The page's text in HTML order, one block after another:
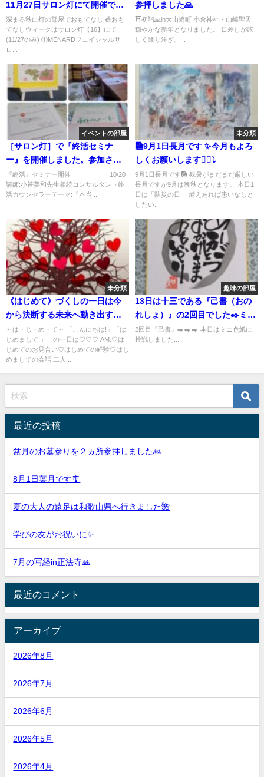
11月27日サロン灯にて開催です
🎶🎪🎶是非、お越し下さいませ
💐
深まる秋に灯の部屋でおもてなし 🎪おも
てなしウィークはサロン灯【16】にて
(11/27のみ) ①MENARDフェイシャルサ
ロ...
参拝しました🙏
⛩️初詣🙏in大山崎町 小倉神社・山崎聖天
穏やかな新年となりました。 日差しが眩
しく降り注ぎ、...
イベントの部屋
［サロン灯］で『終活セミナ
ー』を開催しました。参加され
た皆様と有意義な濃い時間を共
有できて感謝です💗✨️💗
『終活』セミナー開催 10/20
講師:小笹美和先生相続コンサルタント終
活カウンセラーテーマ:『本当...
未分類
🎑9月1日長月です ✨️今月もよろ
しくお願いします🙇‍♀️⤵️
9月1日長月です🎑 残暑がまだまだ厳しい
長月ですが9月は晩秋となります。 本日1
日は「防災の日」 備えあれば患いなしと
したい...
未分類
《はじめて》づくしの一日は今
から決断する未来へ動き出すこ
と。素敵な未来へ背中を押して
差し上げましょう💕
～は・じ・め・て～ 「こんにちは!」「は
じめまして!」 の一日は♡♡♡ AM.♡は
じめてのお見合い♡はじめての経験♡はじ
めましての会話 二人...
趣味の部屋
13日は十三である『己書（おの
れしょ）』の2回目でした✒️ミニ
色紙に挑戦しましたよ💮
2回目『己書』✒️✒️✒️ 本日はミニ色紙に
挑戦しました...
最近の投稿
盆月のお墓参りを２ヵ所参拝しました🙏
8月1日葉月です🎐
夏の大人の遠足は和歌山県へ行きました🌺
学びの友がお祝いに✨
7月の写経in正法寺🙏
最近のコメント
アーカイブ
2026年8月
2026年7月
2026年6月
2026年5月
2026年4月